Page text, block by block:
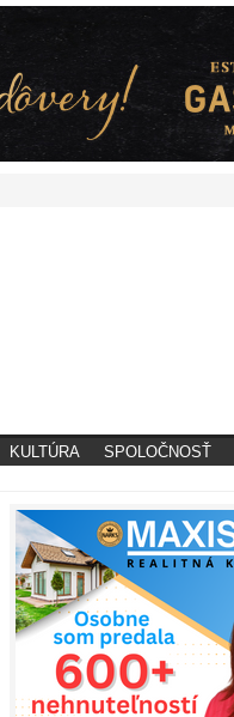
KULTÚRA SPOLOČNOSŤ